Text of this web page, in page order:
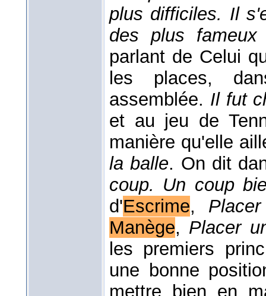
plus difficiles. Il
des plus
parlant de Celui
les places,
assemblée. Il fut
et au jeu de
manière qu'elle
la balle. On dit
coup. Un coup
d'Escrime,
Manège, Placer
les premiers
une bonne
mettre bien en